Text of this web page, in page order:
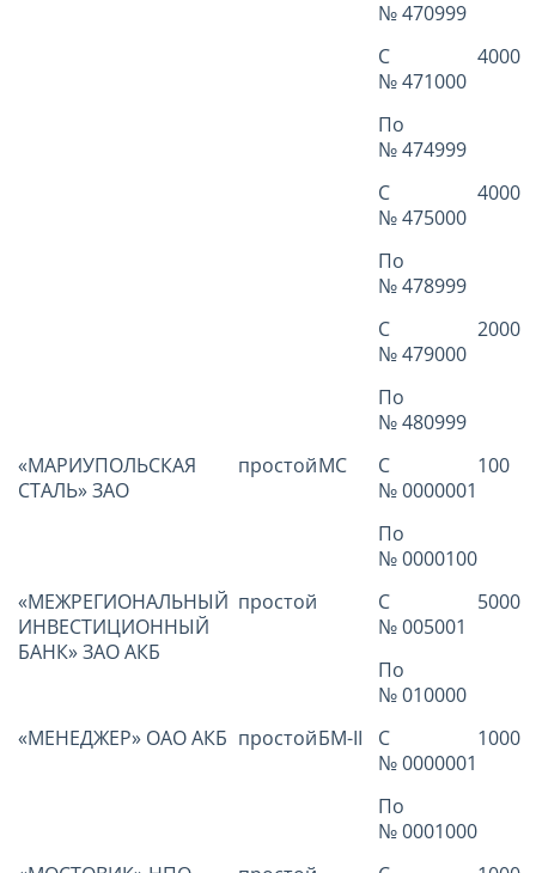
№ 470999
С
№ 471000
4000
По
№ 474999
С
№ 475000
4000
По
№ 478999
С
№ 479000
2000
По
№ 480999
«МАРИУПОЛЬСКАЯ
СТАЛЬ» ЗАО
простойМС
С
№ 0000001
100
По
№ 0000100
«МЕЖРЕГИОНАЛЬНЫЙ
ИНВЕСТИЦИОННЫЙ
БАНК» ЗАО АКБ
простой
С
№ 005001
5000
По
№ 010000
«МЕНЕДЖЕР» ОАО АКБ простойБМ-II
С
№ 0000001
1000
По
№ 0001000